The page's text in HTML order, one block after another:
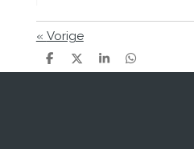
« Vorige
D
e
D
e
S
h
D
e